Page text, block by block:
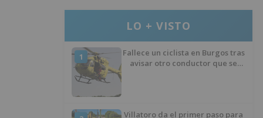
LO + VISTO
1
Fallece un ciclista en Burgos tras
avisar otro conductor que se
Villatoro da el primer paso para